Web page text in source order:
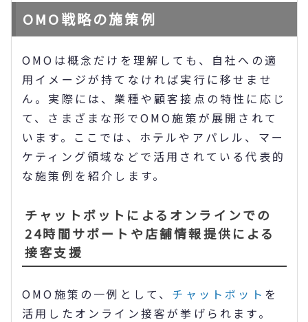
OMO戦略の施策例
OMOは概念だけを理解しても、自社への適
用イメージが持てなければ実行に移せませ
ん。実際には、業種や顧客接点の特性に応じ
て、さまざまな形でOMO施策が展開されて
います。ここでは、ホテルやアパレル、マー
ケティング領域などで活用されている代表的
な施策例を紹介します。
チャットボットによるオンラインでの
24時間サポートや店舗情報提供による
接客支援
OMO施策の一例として、 チャットボット を
活用したオンライン接客が挙げられます。